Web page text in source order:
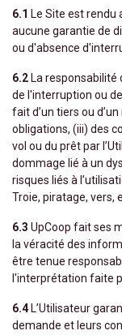
6.1 Le Site est rendu
aucune garantie de
ou d'absence
6.2 La responsabilité
de l'interruption ou
fait d’un tiers ou
obligations, (iii) des
vol ou du prêt par
dommage lié à un
risques liés à
Troie, piratage, vers,
6.3 UpCoop fait ses
la véracité des
être tenue
l'interprétation faite
6.4 L’Utilisateur
demande et leurs